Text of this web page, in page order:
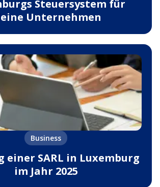
Steuersystem für
Unternehmen
Business
einer SARL in Luxemburg
im Jahr 2025